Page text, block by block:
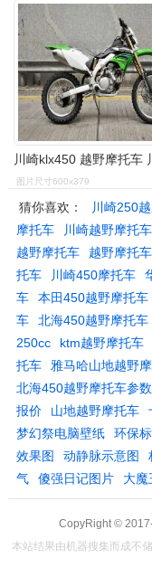
图片尺寸600x379
猜你喜欢： 川崎250
摩托车
川崎越野摩托
越野摩托车
越野摩托
托车
川崎450摩托车
车
本田450越野摩托车
车
北海450越野摩托车
250cc
ktm越野摩托车
托车
雅马哈山地越野
北海450越野摩托车参数
报价
山地越野摩托车
梦幻祭电脑壁纸
环保
效果图
动静脉示意图
气
傻强日记图片 大魔
CopyRight ©
本站结果由机器搜集而成不